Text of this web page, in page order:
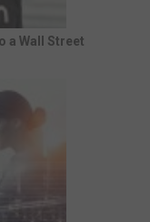
a Wall Street